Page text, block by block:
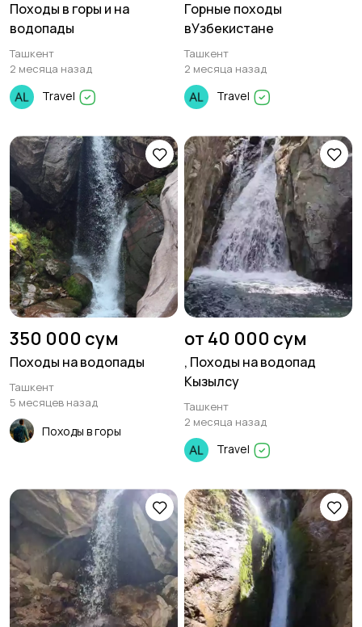
Походы в горы и на
водопады
Ташкент
2 месяца назад
Travel
Горные походы
вУзбекистане
Ташкент
2 месяца назад
Travel
350 000 сум
Походы на водопады
Ташкент
5 месяцев назад
Походы в горы
от 40 000 сум
, Походы на водопад
Кызылсу
Ташкент
2 месяца назад
Travel